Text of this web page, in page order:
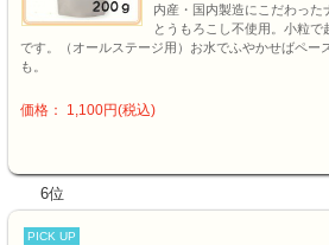
内産・国内製造にこだわった
とうもろこし不使用。小粒
です。（オールステージ用）お水でふやかせばペー
も。
価格： 1,100円(税込)
6位
PICK UP